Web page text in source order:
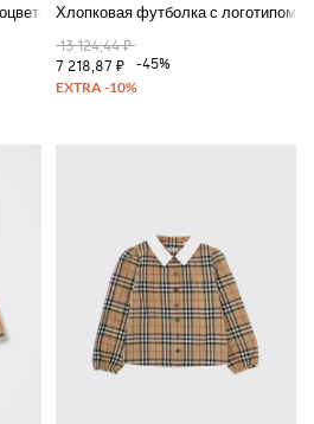
логотипом
Хлопковая футболка с логотипом
13 124,44 ₽
7 218,87 ₽
-45%